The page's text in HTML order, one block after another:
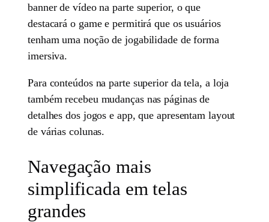
banner de vídeo na parte superior, o que
destacará o game e permitirá que os usuários
tenham uma noção de jogabilidade de forma
imersiva.
Para conteúdos na parte superior da tela, a loja
também recebeu mudanças nas páginas de
detalhes dos jogos e app, que apresentam layout
de várias colunas.
Navegação mais
simplificada em telas
grandes